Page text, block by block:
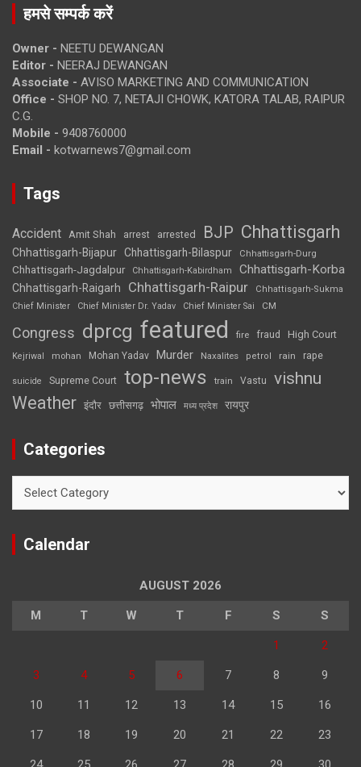
हमसे सम्पर्क करें
Owner - NEETU DEWANGAN
Editor - NEERAJ DEWANGAN
Associate - AVISO MARKETING AND COMMUNICATION
Office - SHOP NO. 7, NETAJI CHOWK, KATORA TALAB, RAIPUR
C.G.
Mobile - 9408760000
Email - kotwarnews7@gmail.com
Tags
Accident Amit Shah arrest arrested BJP Chhattisgarh
Chhattisgarh-Bijapur Chhattisgarh-Bilaspur Chhattisgarh-Durg
Chhattisgarh-Jagdalpur Chhattisgarh-Kabirdham Chhattisgarh-Korba
Chhattisgarh-Raigarh Chhattisgarh-Raipur
Chhattisgarh-Sukma
Chief Minister
Chief Minister Dr. Yadav Chief Minister Sai CM
Congress dprcg featured fire fraud High Court
Kejriwal mohan Mohan Yadav Murder Naxalites petrol rain rape
suicide Supreme Court top-news train Vastu vishnu
Weather इंदौर छत्तीसगढ़ भोपाल मध्य प्रदेश रायपुर
Categories
Calendar
AUGUST 2026
M T W T F S S
1 2
3 4 5 6 7 8 9
10 11 12 13 14 15 16
17 18 19 20 21 22 23